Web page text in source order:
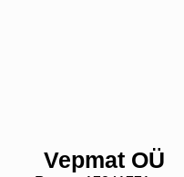
Vepmat OÜ